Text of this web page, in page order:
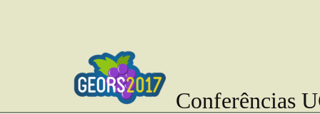
Conferências